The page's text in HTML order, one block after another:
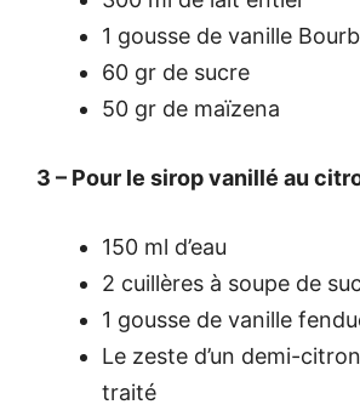
1 gousse de vanille
60 gr de sucre
50 gr de maïzena
3 – Pour le sirop vanillé au
150 ml d’eau
2 cuillères à soupe de
1 gousse de vanille
Le zeste d’un demi-
traité